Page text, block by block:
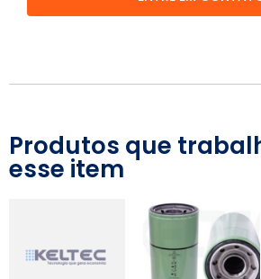
Produtos que
esse item